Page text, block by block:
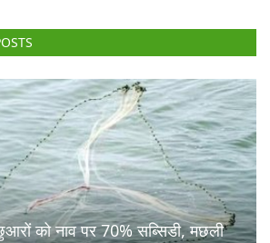
को नाव पर 70% सब्सिडी, मछली